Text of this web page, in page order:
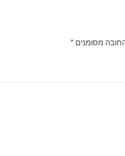
מסומנים *